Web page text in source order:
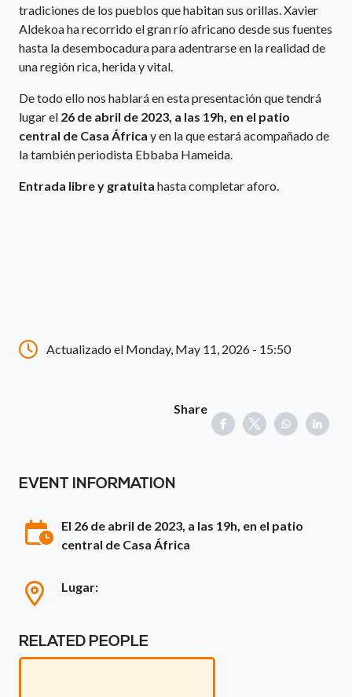
tradiciones de los pueblos que habitan sus orillas. Xavier
Aldekoa ha recorrido el gran río africano desde sus fuentes
hasta la desembocadura para adentrarse en la realidad de
una región rica, herida y vital.
De todo ello nos hablará en esta presentación que tendrá
lugar el 26 de abril de 2023, a las 19h, en el patio
central de Casa África y en la que estará acompañado de
la también periodista Ebbaba Hameida.
Entrada libre y gratuita hasta completar aforo.
Actualizado el Monday, May 11, 2026 - 15:50
Share
EVENT INFORMATION
El 26 de abril de 2023, a las 19h, en el patio
central de Casa África
Lugar:
RELATED PEOPLE